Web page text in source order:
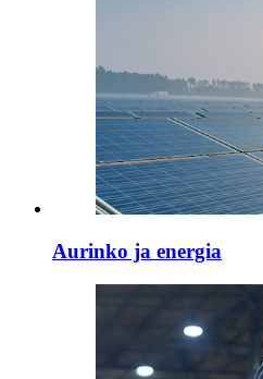
Aurinko ja energia